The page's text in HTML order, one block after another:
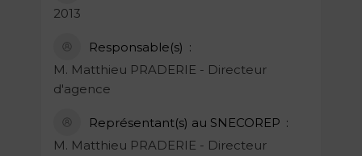
2013
Responsable(s)
M. Matthieu PRADERIE - Directeur
d'agence
Représentant(s) au SNECOREP
M. Matthieu PRADERIE - Directeur